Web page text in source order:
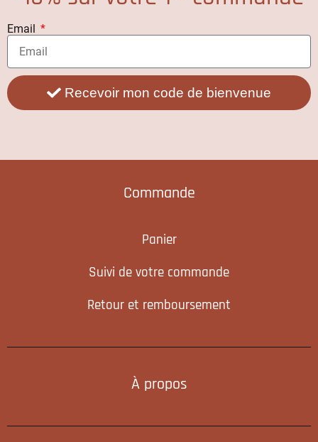
Email
Recevoir mon code de bienvenue
Commande
Panier
Suivi de votre commande
Retour et remboursement
À propos